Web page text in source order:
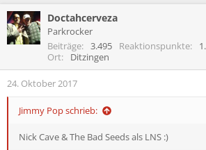
k
t
i
n
e
Doctahcerveza
Parkrocker
Beiträge
3.495 Reaktionspunkte
Ort
Ditzingen
24. Oktober 2017
Jimmy Pop schrieb:
Nick Cave & The Bad Seeds als LNS :)